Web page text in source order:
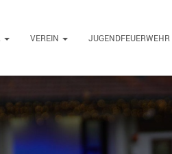
VEREIN JUGENDFEUERWEHR